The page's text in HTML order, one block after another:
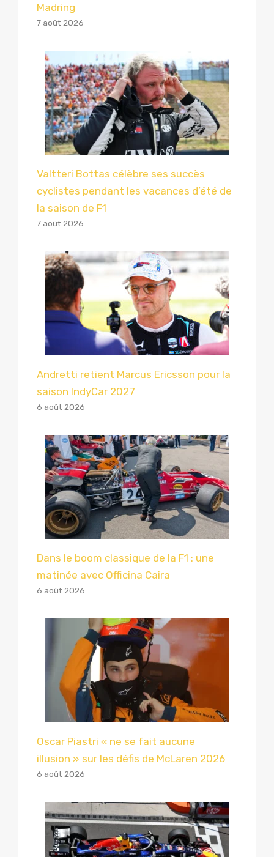
Madring
7 août 2026
Valtteri Bottas célèbre ses succès
cyclistes pendant les vacances d’été de
la saison de F1
7 août 2026
Andretti retient Marcus Ericsson pour la
saison IndyCar 2027
6 août 2026
Dans le boom classique de la F1 : une
matinée avec Officina Caira
6 août 2026
Oscar Piastri « ne se fait aucune
illusion » sur les défis de McLaren 2026
6 août 2026